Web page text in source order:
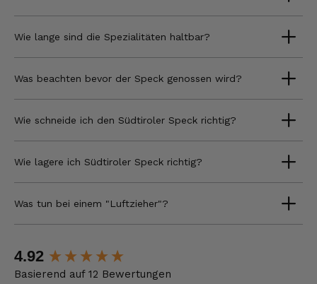
Wie lange sind die Spezialitäten haltbar?
Was beachten bevor der Speck genossen wird?
Wie schneide ich den Südtiroler Speck richtig?
Wie lagere ich Südtiroler Speck richtig?
Was tun bei einem "Luftzieher"?
4.92
Basierend auf 12 Bewertungen
New content loaded